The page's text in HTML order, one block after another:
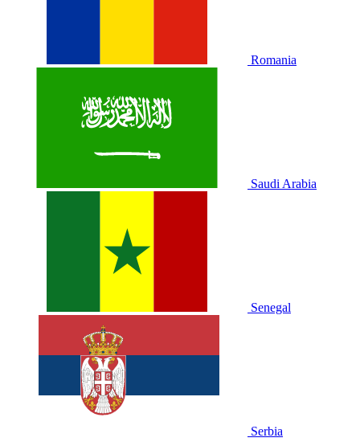
Romania
Saudi Arabia
Senegal
Serbia